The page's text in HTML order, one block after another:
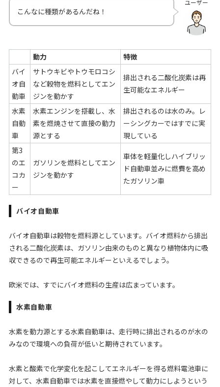
ユーザー
こんなに種類があるんだね！
動力
特徴
バイ
オ自
動車
サトウキビやトウモロコシ
など穀物を燃料としてエン
ジンを動かす
排出される二酸化炭素は再
生可能なエネルギー
水素
自動
車
水素エンジンを搭載し、水
素を燃焼させて直接の動力
源とする
排出されるのは水のみ。レ
ーシングカーではすでに実
現している
第3
のエ
コカ
ー
ガソリンを燃料としてエン
ジンを動かす
車体を軽量化しハイブリッ
ド自動車並みに燃費を高め
たガソリン車
バイオ自動車
バイオ自動車は穀物を燃料源としています。バイオ燃料から排出
される二酸化炭素は、ガソリン由来のものと異なり植物体内に吸
収できるので再生可能エネルギーといえるでしょう。
欧米では、すでにバイオ燃料の生産は広まっています。
水素自動車
水素を動力源とする水素自動車は、走行時に排出されるのが水の
みなので環境への負荷が低いと期待されています。
水素と酸素で化学変化を起こしてエネルギーを得る燃料電池車に
対して、水素自動車では水素を直接燃やして動力にしようという